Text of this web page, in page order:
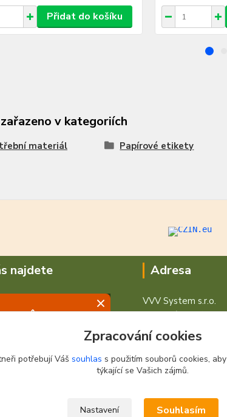
Přidat do košíku
v kategoriích
materiál Papírové etikety
najdete Adresa
VVV System s.r.o.
V Podhájí 776/ 30
400 01 Ústí nad
Zpracování cookies
potřebují Váš souhlas s použitím souborů cookies,
týkající se Vašich zájmů.
Nastavení Souhlasím